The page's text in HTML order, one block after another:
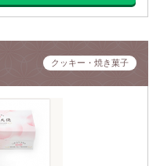
クッキー・焼き菓子